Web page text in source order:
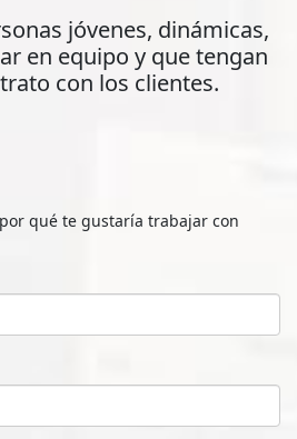
jóvenes, dinámicas,
en equipo y que tengan
con los clientes.
qué te gustaría trabajar con